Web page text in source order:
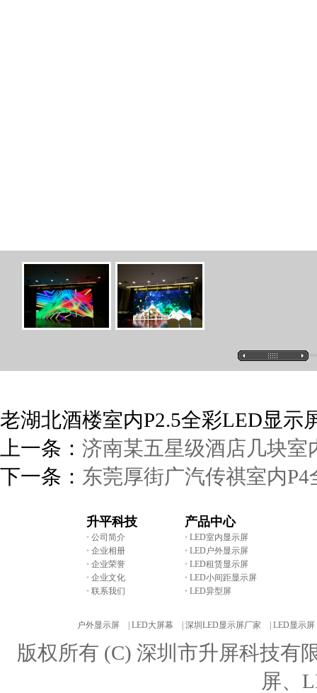
老湖北酒楼室内P2.5全彩LED显示
上一条： 济南某五星级酒店几块室
下一条： 东莞厚街广汽传祺室内
升平科技 产品中心
• 公司简介 • LED室内显示屏
• 企业相册 • LED户外显示屏
• 企业荣誉 • LED租赁显示屏
• 企业文化 • LED小间距显示屏
• 联系我们 • LED异型屏
户外显示屏 | LED大屏幕 | 深圳LED显示屏厂家 | LED显示
版权所有 (C) 深圳市升屏科技有
屏、